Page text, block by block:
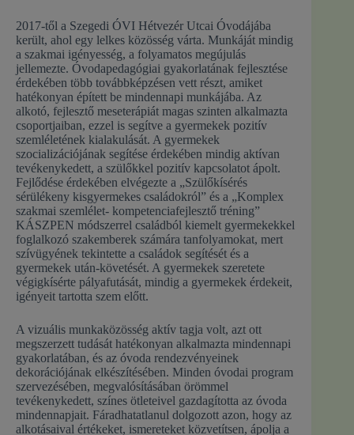
2017-től a Szegedi ÓVI Hétvezér Utcai Óvodájába
került, ahol egy lelkes közösség várta. Munkáját mindig
a szakmai igényesség, a folyamatos megújulás
jellemezte. Óvodapedagógiai gyakorlatának fejlesztése
érdekében több továbbképzésen vett részt, amiket
hatékonyan épített be mindennapi munkájába. Az
alkotó, fejlesztő meseterápiát magas szinten alkalmazta
csoportjaiban, ezzel is segítve a gyermekek pozitív
szemléletének kialakulását. A gyermekek
szocializációjának segítése érdekében mindig aktívan
tevékenykedett, a szülőkkel pozitív kapcsolatot ápolt.
Fejlődése érdekében elvégezte a „Szülőkísérés
sérülékeny kisgyermekes családokról” és a „Komplex
szakmai szemlélet- kompetenciafejlesztő tréning”
KÁSZPEN módszerrel családból kiemelt gyermekekkel
foglalkozó szakemberek számára tanfolyamokat, mert
szívügyének tekintette a családok segítését és a
gyermekek után-követését. A gyermekek szeretete
végigkísérte pályafutását, mindig a gyermekek érdekeit,
igényeit tartotta szem előtt.
A vizuális munkaközösség aktív tagja volt, azt ott
megszerzett tudását hatékonyan alkalmazta mindennapi
gyakorlatában, és az óvoda rendezvényeinek
dekorációjának elkészítésében. Minden óvodai program
szervezésében, megvalósításában örömmel
tevékenykedett, színes ötleteivel gazdagította az óvoda
mindennapjait. Fáradhatatlanul dolgozott azon, hogy az
alkotásaival értékeket, ismereteket közvetítsen, ápolja a